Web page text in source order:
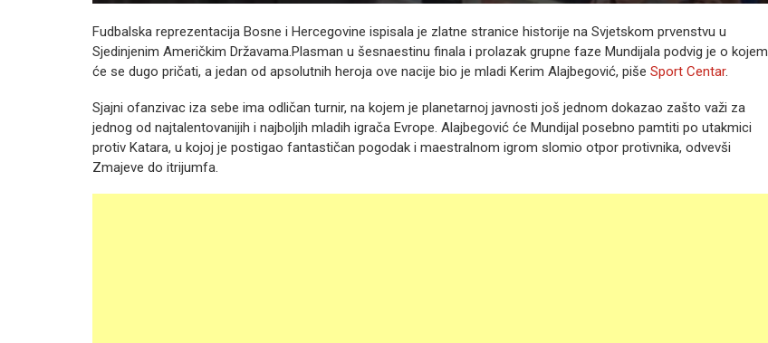
Fudbalska reprezentacija Bosne i Hercegovine ispisala je zlatne stranice historije na Svjetskom prvenstvu u
Sjedinjenim Američkim Državama.Plasman u šesnaestinu finala i prolazak grupne faze Mundijala podvig je o kojem
će se dugo pričati, a jedan od apsolutnih heroja ove nacije bio je mladi Kerim Alajbegović, piše Sport Centar.
Sjajni ofanzivac iza sebe ima odličan turnir, na kojem je planetarnoj javnosti još jednom dokazao zašto važi za
jednog od najtalentovanijih i najboljih mladih igrača Evrope. Alajbegović će Mundijal posebno pamtiti po utakmici
protiv Katara, u kojoj je postigao fantastičan pogodak i maestralnom igrom slomio otpor protivnika, odvevši
Zmajeve do itrijumfa.